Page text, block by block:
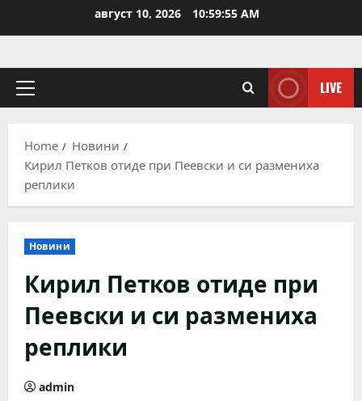
август 10, 2026 10:59:55 AM
Primary
LIVE
Home
Новини
Кирил Петков отиде при Пеевски и си размениха
реплики
Новини
Кирил Петков отиде при
Пеевски и си размениха
реплики
admin